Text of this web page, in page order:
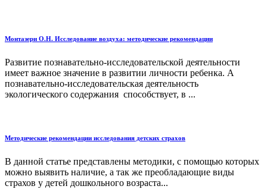
Монтазери О.Н. Исследование воздуха: методические рекомендации
Развитие познавательно-исследовательской деятельности
имеет важное значение в развитии личности ребенка. А
познавательно-исследовательская деятельность
экологического содержания способствует, в ...
Методические рекомендации исследования детских страхов
В данной статье представлены методики, с помощью которых
можно выявить наличие, а так же преобладающие виды
страхов у детей дошкольного возраста...